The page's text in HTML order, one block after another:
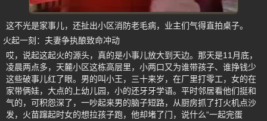
这不光是家事儿，还扯出小区消防老毛病，业主们气得直拍桌子。
火起一刻：夫妻争执酿致命冲动
哎，说起这起火的源头，真的是小事儿放大到天边。那天是11月底，
凌晨两点多，天麓小区这栋高层里，小两口又为谁带孩子、谁挣钱少
这些破事儿红了眼。男的叫小王，三十来岁，在厂里打零工，女的在
家带俩娃，大点的上幼儿园，小的还牙牙学语。平时邻居看他们挺和
气的，可积怨深了，一吵起来男的脑子短路，从厨房抓了打火机点沙
发，火苗蹿起时女的想拉孩子跑，他却堵了门，说什么“一起完蛋